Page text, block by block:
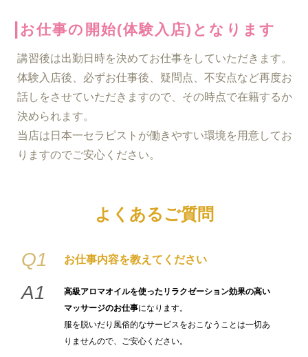
|お仕事の開始(体験入店)となります
講習後は出勤日時を決めてお仕事をしていただきます。
体験入店後、必ずお仕事後、疑問点、不安点など再度お
話しをさせていただきますので、その時点で在籍するか
決められます。
当店は日本一セラピストが働きやすい環境を用意してお
りますのでご安心ください。
よくあるご質問
Q1 お仕事内容を教えてください
A1
高級アロマオイルを使ったリラクゼーション効果の高い
マッサージのお仕事になります。
服を脱いだり風俗的なサービスをおこなうことは一切あ
りませんので、ご安心ください。